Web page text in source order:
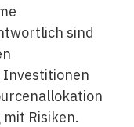
sind
Risiken.